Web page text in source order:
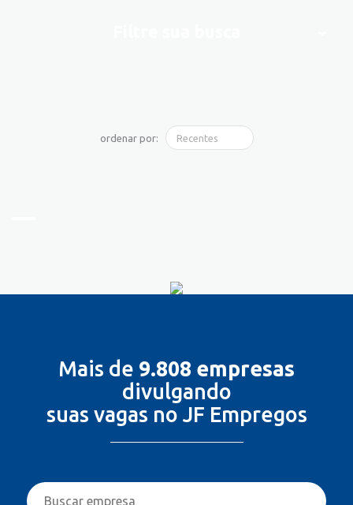
ordenar por:
Mais de 9.808 empresas
divulgando
suas vagas no JF Empregos